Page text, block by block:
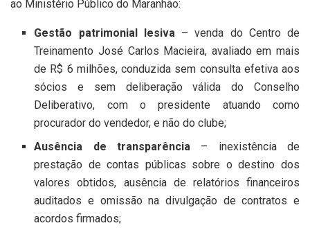
ao Ministério Público do Maranhão:
Gestão patrimonial lesiva– venda do Centro de
Treinamento José Carlos Macieira, avaliado em mais
de R$ 6 milhões, conduzida sem consulta efetiva aos
sócios e sem deliberação válida do Conselho
Deliberativo, com o presidente atuando como
procurador do vendedor, e não do clube;
Ausência de transparência– inexistência de
prestação de contas públicas sobre o destino dos
valores obtidos, ausência de relatórios financeiros
auditados e omissão na divulgação de contratos e
acordos firmados;